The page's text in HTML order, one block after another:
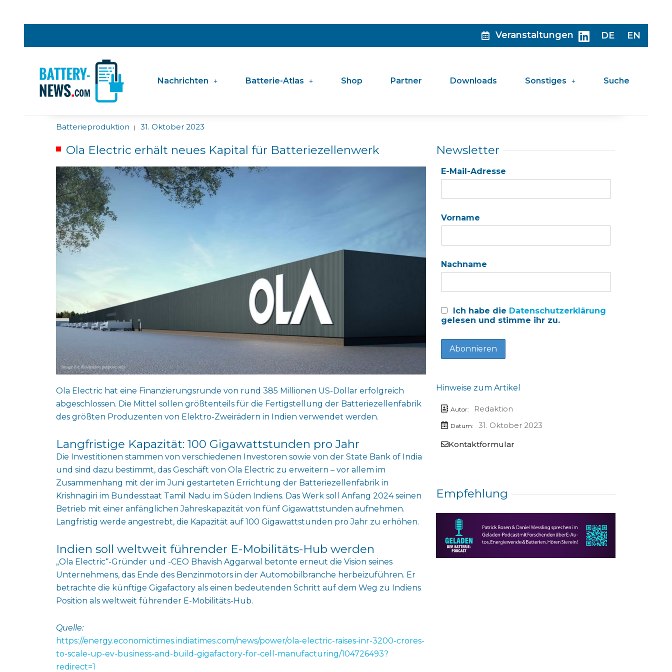
Veranstaltungen DE EN
Nachrichten Batterie-Atlas Shop Partner Downloads Sonstiges Suche
Batterieproduktion | 31. Oktober 2023
Ola Electric erhält neues Kapital für Batteriezellenwerk
Ola Electric hat eine Finanzierungsrunde von rund 385 Millionen US-Dollar erfolgreich
abgeschlossen. Die Mittel sollen größtenteils für die Fertigstellung der Batteriezellenfabrik
des größten Produzenten von Elektro-Zweirädern in Indien verwendet werden.
Langfristige Kapazität: 100 Gigawattstunden pro Jahr
Die Investitionen stammen von verschiedenen Investoren sowie von der State Bank of India
und sind dazu bestimmt, das Geschäft von Ola Electric zu erweitern – vor allem im
Zusammenhang mit der im Juni gestarteten Errichtung der Batteriezellenfabrik in
Krishnagiri im Bundesstaat Tamil Nadu im Süden Indiens. Das Werk soll Anfang 2024 seinen
Betrieb mit einer anfänglichen Jahreskapazität von fünf Gigawattstunden aufnehmen.
Langfristig werde angestrebt, die Kapazität auf 100 Gigawattstunden pro Jahr zu erhöhen.
Indien soll weltweit führender E-Mobilitäts-Hub werden
„Ola Electric“-Gründer und -CEO Bhavish Aggarwal betonte erneut die Vision seines
Unternehmens, das Ende des Benzinmotors in der Automobilbranche herbeizuführen. Er
betrachte die künftige Gigafactory als einen bedeutenden Schritt auf dem Weg zu Indiens
Position als weltweit führender E-Mobilitäts-Hub.
Quelle:
https://energy.economictimes.indiatimes.com/news/power/ola-electric-raises-inr-3200-crores-
to-scale-up-ev-business-and-build-gigafactory-for-cell-manufacturing/104726493?
redirect=1
Newsletter
E-Mail-Adresse
Vorname
Nachname
Ich habe die Datenschutzerklärung
gelesen und stimme ihr zu.
Hinweise zum Artikel
Autor: Redaktion
Datum:
31. Oktober 2023
Kontaktformular
Empfehlung